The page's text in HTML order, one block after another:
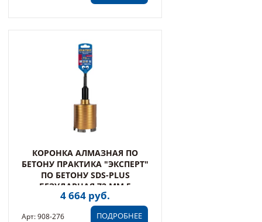
КОРОНКА АЛМАЗНАЯ ПО
БЕТОНУ ПРАКТИКА "ЭКСПЕРТ"
ПО БЕТОНУ SDS-PLUS
БЕЗУДАРНАЯ 72 ММ 5
ТУРБОСЕГМЕНТОВ 10 ММ (908-
276)
4 664 руб.
ПОДРОБНЕЕ
Арт: 908-276